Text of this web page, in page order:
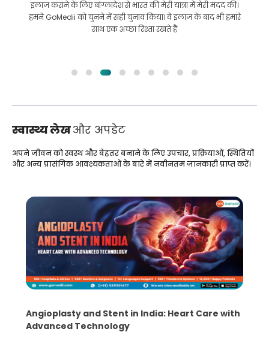
इलाज कराने के लिए बांग्लादेश से भारत की मेरी यात्रा में मेरी मदद की।
हमने GoMedii को चुनने में सही चुनाव किया। वे इलाज के बाद भी हमारे
साथ एक अच्छा रिश्ता रखते हैं
स्वास्थ्य लेखऔर अपडेट
अपने जीवन को स्वस्थ और बेहतर बनाने के लिए उपचार, प्रक्रियाओं, स्थितियों
और अन्य प्रासंगिक आवश्यकताओं के बारे में नवीनतम जानकारी प्राप्त करें।
Angioplasty and Stent in India: Heart Care with
Advanced Technology